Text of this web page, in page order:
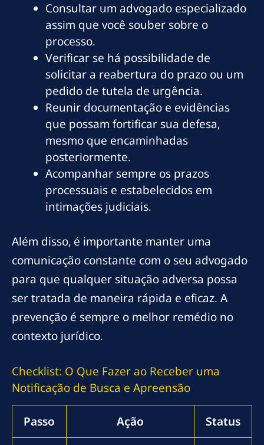
Consultar um advogado especializado
assim que você souber sobre o
processo.
Verificar se há possibilidade de
solicitar a reabertura do prazo ou um
pedido de tutela de urgência.
Reunir documentação e evidências
que possam fortificar sua defesa,
mesmo que encaminhadas
posteriormente.
Acompanhar sempre os prazos
processuais e estabelecidos em
intimações judiciais.
Além disso, é importante manter uma
comunicação constante com o seu advogado
para que qualquer situação adversa possa
ser tratada de maneira rápida e eficaz. A
prevenção é sempre o melhor remédio no
contexto jurídico.
Checklist: O Que Fazer ao Receber uma
Notificação de Busca e Apreensão
Passo Ação Status